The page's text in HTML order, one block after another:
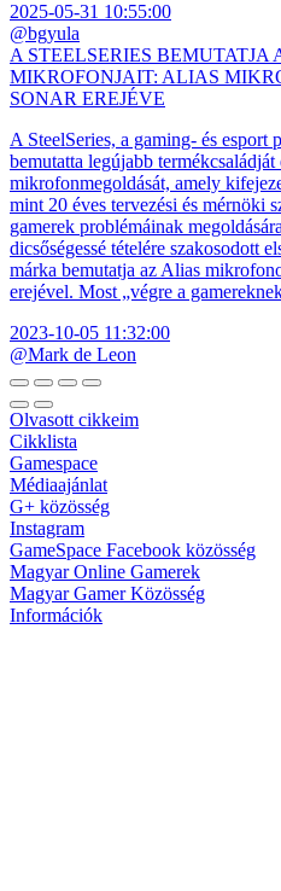
2025-05-31 10:55:00
@bgyula
A STEELSERIES BEMUTATJA
MIKROFONJAIT: ALIAS
SONAR EREJÉVE
A SteelSeries, a gaming- és
bemutatta legújabb termékcsaládját
mikrofonmegoldását, amely
mint 20 éves tervezési és mérnöki
gamerek problémáinak
dicsőségessé tételére szakosodott
márka bemutatja az Alias
erejével. Most „végre a
2023-10-05 11:32:00
@Mark de Leon
Olvasott cikkeim
Cikklista
Gamespace
Médiaajánlat
G+ közösség
Instagram
GameSpace Facebook közösség
Magyar Online Gamerek
Magyar Gamer Közösség
Információk